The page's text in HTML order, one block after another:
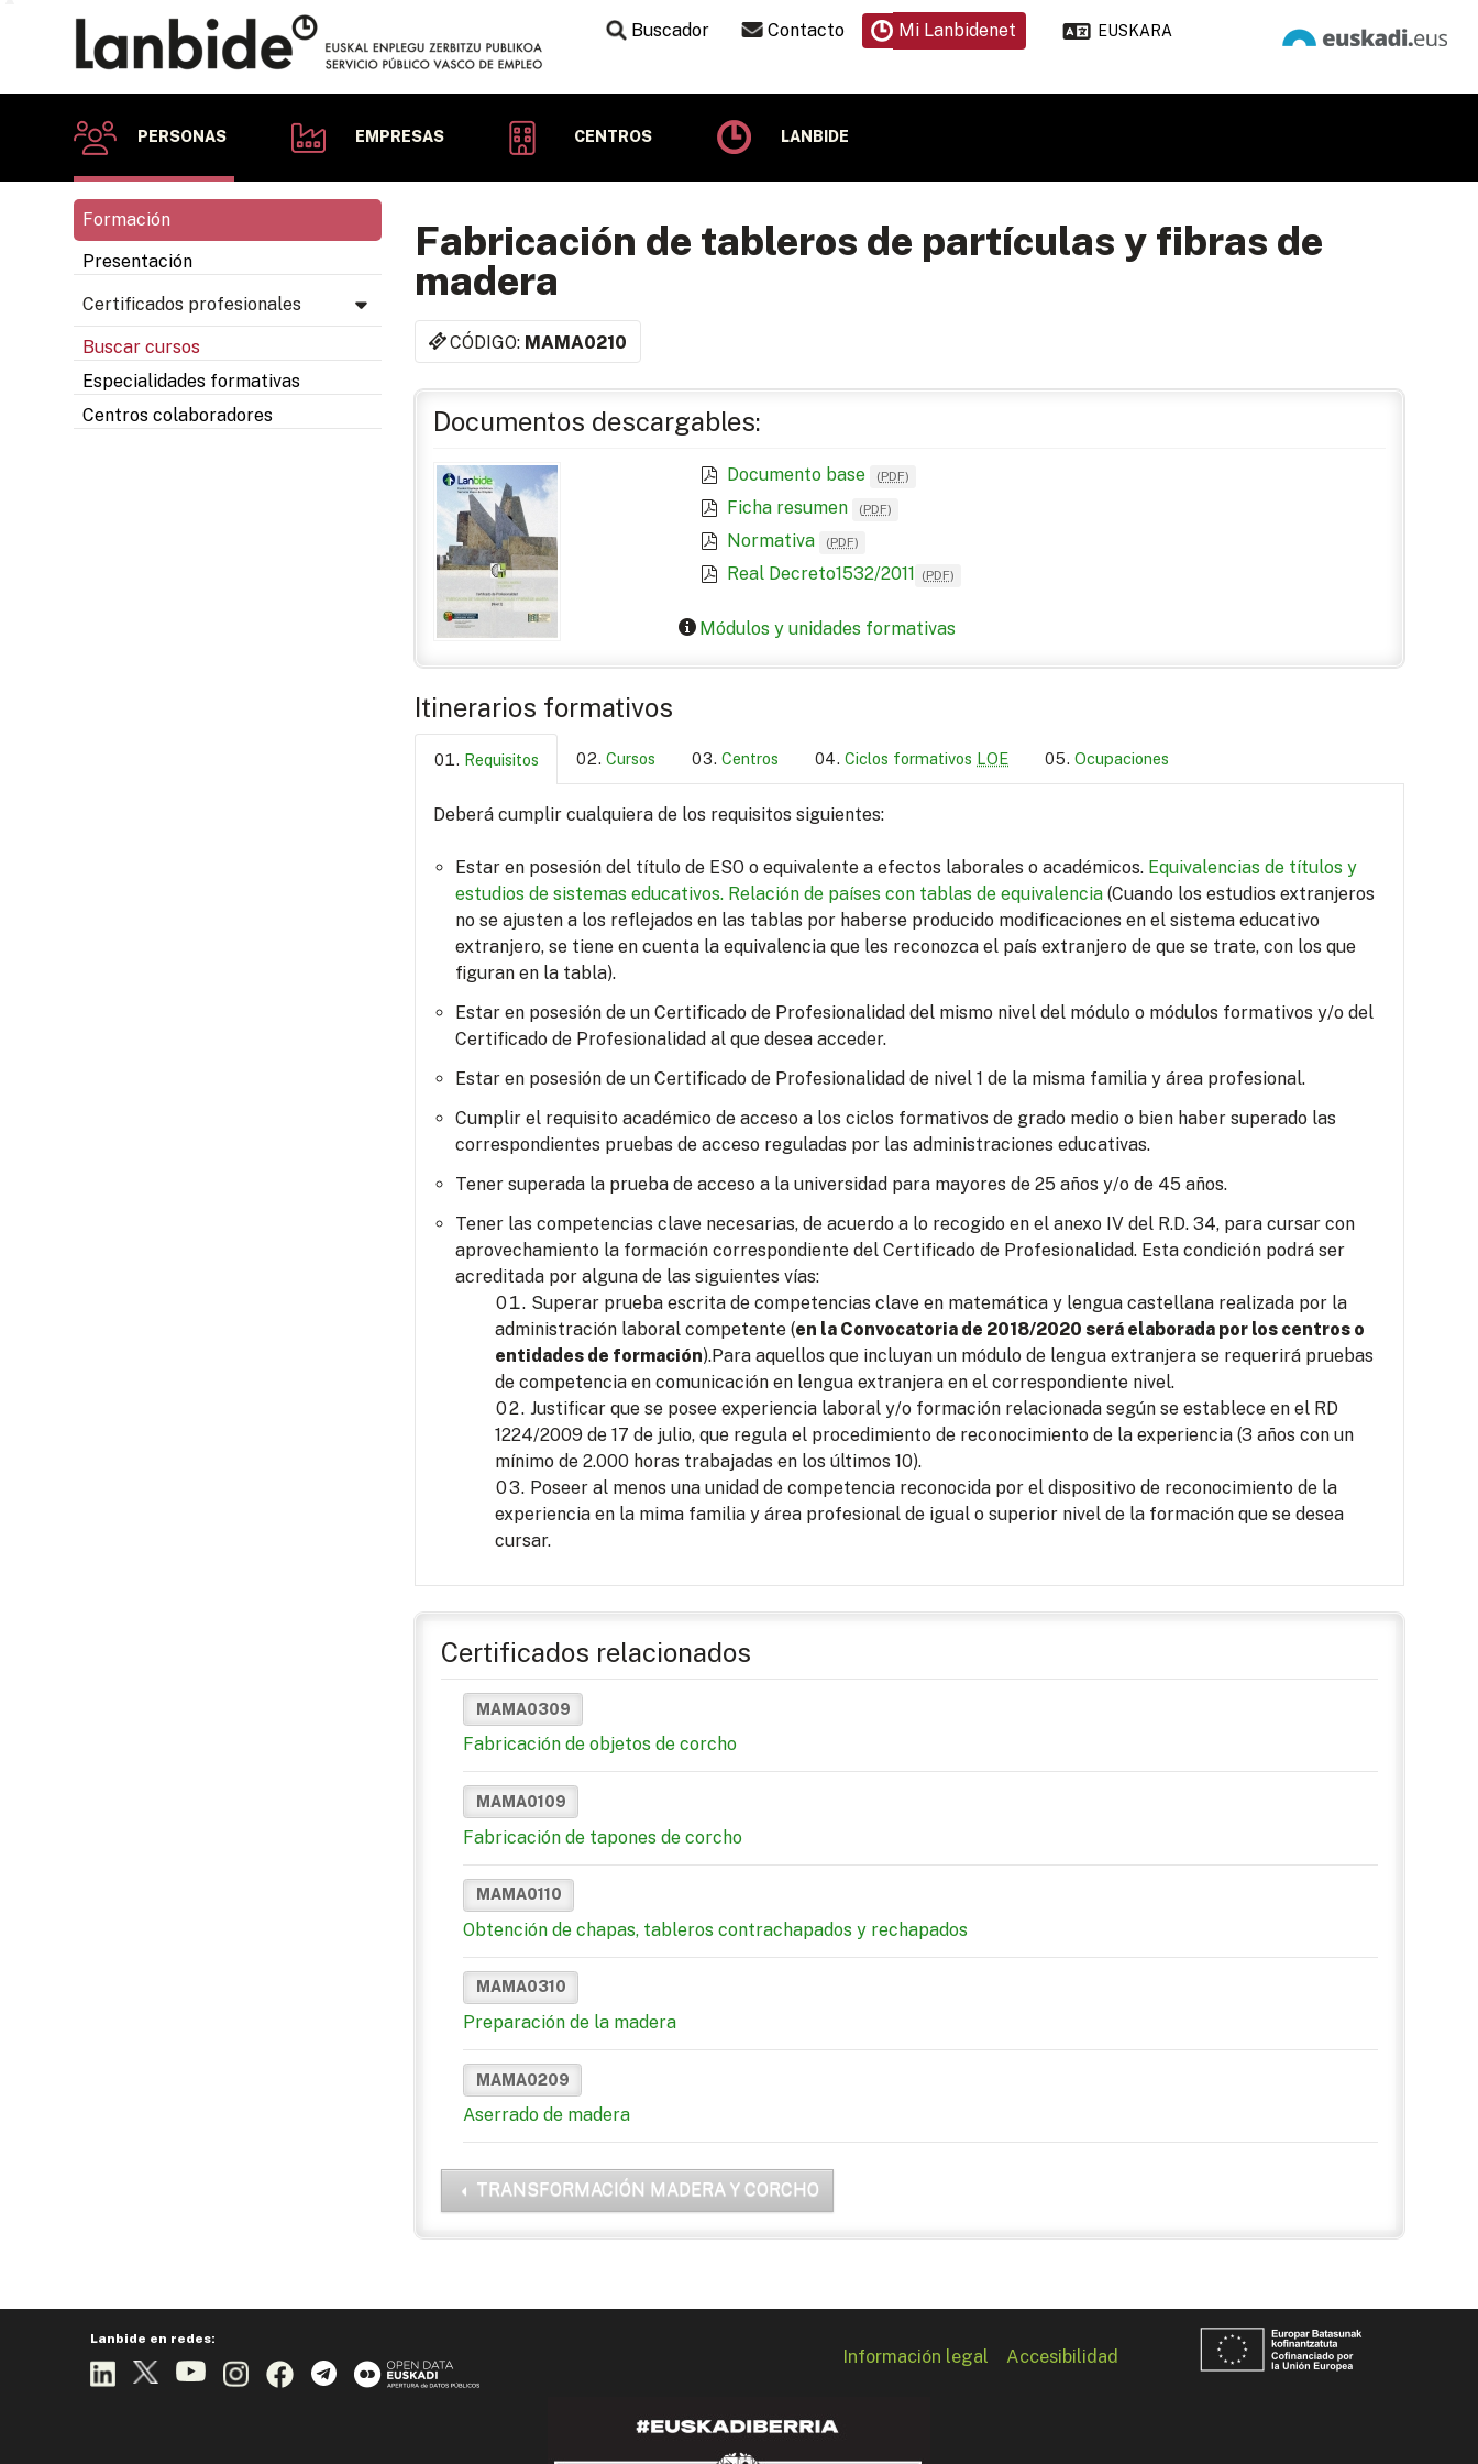
Buscador Contacto Mi Lanbidenet EUSKARA
PERSONAS EMPRESAS CENTROS LANBIDE
Formación
Presentación
Certificados profesionales
Buscar cursos
Especialidades formativas
Centros colaboradores
Fabricación de tableros de partículas y fibras de
madera
CÓDIGO: MAMA0210
Documentos descargables:
Documento base (PDF)
Ficha resumen (PDF)
Normativa (PDF)
Real Decreto1532/2011 (PDF)
Módulos y unidades formativas
Itinerarios formativos
Requisitos Cursos Centros Ciclos formativos LOE Ocupaciones
Deberá cumplir cualquiera de los requisitos siguientes:
Estar en posesión del título de ESO o equivalente a efectos laborales o académicos. Equivalencias de títulos y
estudios de sistemas educativos. Relación de países con tablas de equivalencia (Cuando los estudios extranjeros
no se ajusten a los reflejados en las tablas por haberse producido modificaciones en el sistema educativo
extranjero, se tiene en cuenta la equivalencia que les reconozca el país extranjero de que se trate, con los que
figuran en la tabla).
Estar en posesión de un Certificado de Profesionalidad del mismo nivel del módulo o módulos formativos y/o del
Certificado de Profesionalidad al que desea acceder.
Estar en posesión de un Certificado de Profesionalidad de nivel 1 de la misma familia y área profesional.
Cumplir el requisito académico de acceso a los ciclos formativos de grado medio o bien haber superado las
correspondientes pruebas de acceso reguladas por las administraciones educativas.
Tener superada la prueba de acceso a la universidad para mayores de 25 años y/o de 45 años.
Tener las competencias clave necesarias, de acuerdo a lo recogido en el anexo IV del R.D. 34, para cursar con
aprovechamiento la formación correspondiente del Certificado de Profesionalidad. Esta condición podrá ser
acreditada por alguna de las siguientes vías:
Superar prueba escrita de competencias clave en matemática y lengua castellana realizada por la
administración laboral competente (en la Convocatoria de 2018/2020 será elaborada por los centros o
entidades de formación).Para aquellos que incluyan un módulo de lengua extranjera se requerirá pruebas
de competencia en comunicación en lengua extranjera en el correspondiente nivel.
Justificar que se posee experiencia laboral y/o formación relacionada según se establece en el RD
1224/2009 de 17 de julio, que regula el procedimiento de reconocimiento de la experiencia (3 años con un
mínimo de 2.000 horas trabajadas en los últimos 10).
Poseer al menos una unidad de competencia reconocida por el dispositivo de reconocimiento de la
experiencia en la mima familia y área profesional de igual o superior nivel de la formación que se desea
cursar.
Certificados relacionados
MAMA0309
Fabricación de objetos de corcho
MAMA0109
Fabricación de tapones de corcho
MAMA0110
Obtención de chapas, tableros contrachapados y rechapados
MAMA0310
Preparación de la madera
MAMA0209
Aserrado de madera
TRANSFORMACIÓN MADERA Y CORCHO
Lanbide en redes:
Información legal Accesibilidad